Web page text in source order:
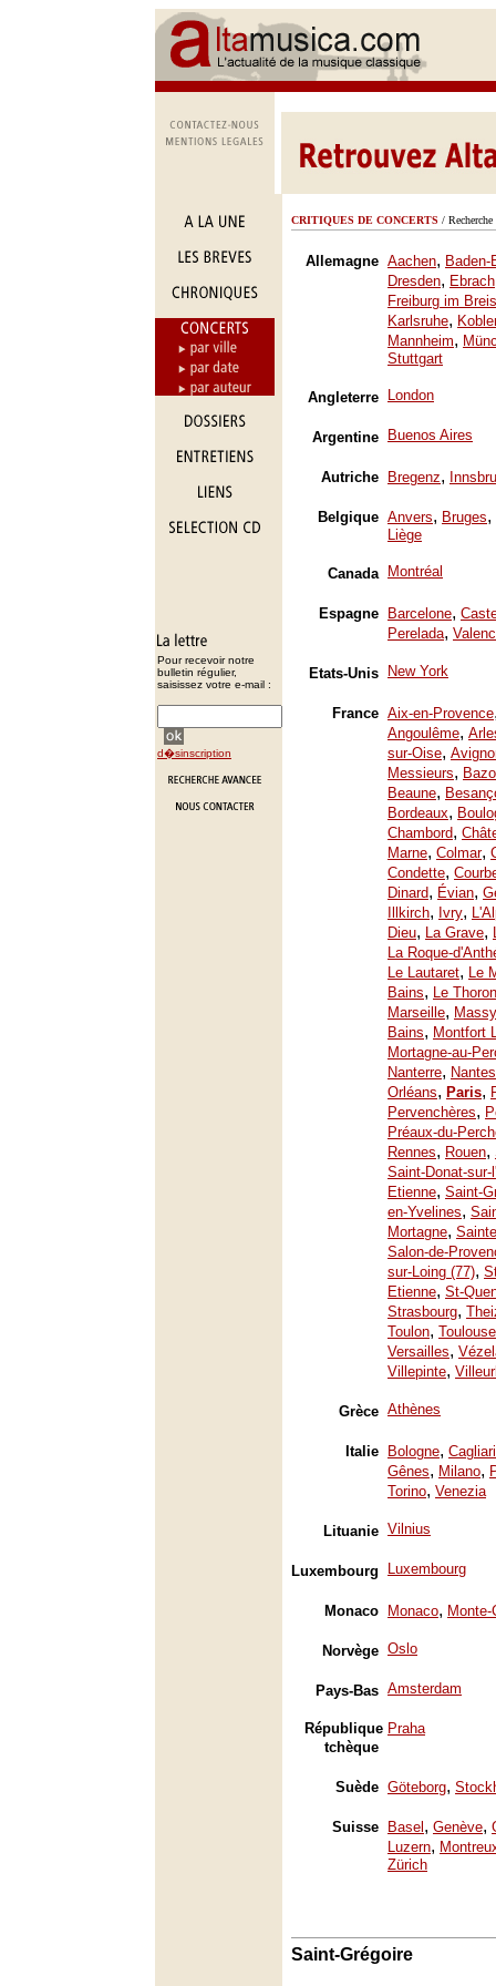
Pour recevoir notre
bulletin régulier,
saisissez votre e-mail :
d�sinscription
CRITIQUES DE CONCERTS /
Allemagne Aachen, Baden-
Dresden, Ebrach
Freiburg im
Karlsruhe,
Mannheim,
Stuttgart
Angleterre London
Argentine Buenos Aires
Autriche Bregenz,
Belgique Anvers, Bruges,
Liège
Canada Montréal
Espagne Barcelone,
Perelada,
Etats-Unis New York
France Aix-en-Provence
Angoulême,
sur-Oise,
Messieurs,
Beaune,
Bordeaux,
Chambord,
Marne, Colmar,
Condette,
Dinard, Évian,
Illkirch, Ivry,
Dieu, La Grave,
La Roque-
Le Lautaret, Le
Bains, Le
Marseille, Massy
Bains, Montfort
Mortagne-au-
Nanterre, Nantes
Orléans, Paris,
Pervenchères,
Préaux-du-
Rennes, Rouen,
Saint-Donat-sur-
Etienne, Saint-
en-Yvelines,
Mortagne,
Salon-de-
sur-Loing (77),
Etienne, St-
Strasbourg,
Toulon, Toulouse
Versailles,
Villepinte,
Grèce Athènes
Italie Bologne, Cagliari
Gênes, Milano,
Torino, Venezia
Lituanie Vilnius
Luxembourg Luxembourg
Monaco Monaco, Monte-
Norvège Oslo
Pays-Bas Amsterdam
République
tchèque
Praha
Suède Göteborg,
Suisse Basel , Genève,
Luzern,
Zürich
Saint-Grégoire